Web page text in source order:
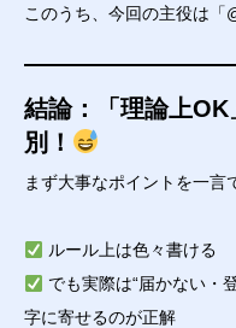
このうち、今回の主役は「
結論：「理論上
別！
まず大事なポイントを一言
ルール上は色々書ける
でも実際は“届かない・
字に寄せるのが正解